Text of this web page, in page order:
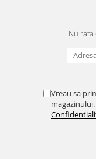
Nu
Vreau sa